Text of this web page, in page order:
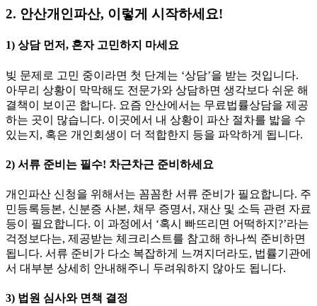
2. 안산개인파산, 이렇게 시작하세요!
1) 상담 먼저, 혼자 고민하지 마세요
빚 문제로 고민 중이라면 첫 단계는 ‘상담’을 받는 것입니다.
아무리 상황이 막막해도 전문가와 상담하면 생각보다 쉬운 해
결책이 보이곤 합니다. 요즘 안산에서는 무료법률상담을 제공
하는 곳이 많습니다. 이곳에서 내 상황이 파산 절차를 밟을 수
있는지, 혹은 개인회생이 더 적합한지 등을 파악하게 됩니다.
2) 서류 준비는 필수! 차근차근 준비하세요
개인파산 신청을 위해서는 꼼꼼한 서류 준비가 필요합니다. 주
민등록등본, 신분증 사본, 채무 증명서, 재산 및 소득 관련 자료
등이 필요합니다. 이 과정에서 ‘혹시 빠뜨리면 어떡하지?’라는
걱정보다는, 제공받는 체크리스트를 참고해 하나씩 준비하면
됩니다. 서류 준비가 다소 복잡하게 느껴지더라도, 법률기관에
서 대부분 상세히 안내해주니 두려워하지 않아도 됩니다.
3) 법원 심사와 면책 결정